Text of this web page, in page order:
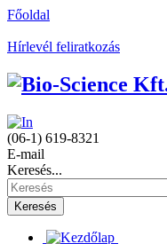
Főoldal
Hírlevél feliratkozás
(06-1) 619-8321
E-mail
Keresés...
Keresés